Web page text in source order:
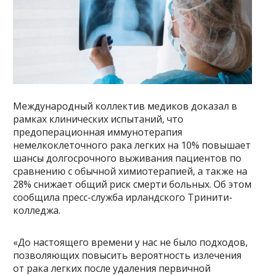
Международный коллектив медиков доказал в
рамках клинических испытаний, что
предоперационная иммунотерапия
немелкоклеточного рака легких на 10% повышает
шансы долгосрочного выживания пациентов по
сравнению с обычной химиотерапией, а также на
28% снижает общий риск смерти больных. Об этом
сообщила пресс-служба ирландского Тринити-
колледжа.
«До настоящего времени у нас не было подходов,
позволяющих повысить вероятность излечения
от рака легких после удаления первичной